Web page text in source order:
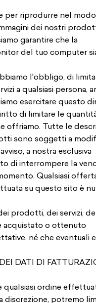
riprodurre nel
dei nostri
garantire che la
del tuo computer
l'obbligo, di
a qualsiasi persona,
esercitare questo
di limitare le
offriamo. Tutte le
sono soggetti a
a nostra esclusiva
di interrompere la
Qualsiasi
su questo sito è
prodotti, dei servizi,
acquistato o ottenuto
né che eventuali
DATI DI
qualsiasi ordine
discrezione, potremo